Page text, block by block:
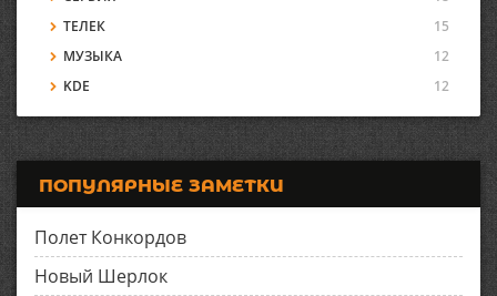
ТЕЛЕК
15
МУЗЫКА
12
KDE
12
ПОПУЛЯРНЫЕ ЗАМЕТКИ
Полет Конкордов
Новый Шерлок